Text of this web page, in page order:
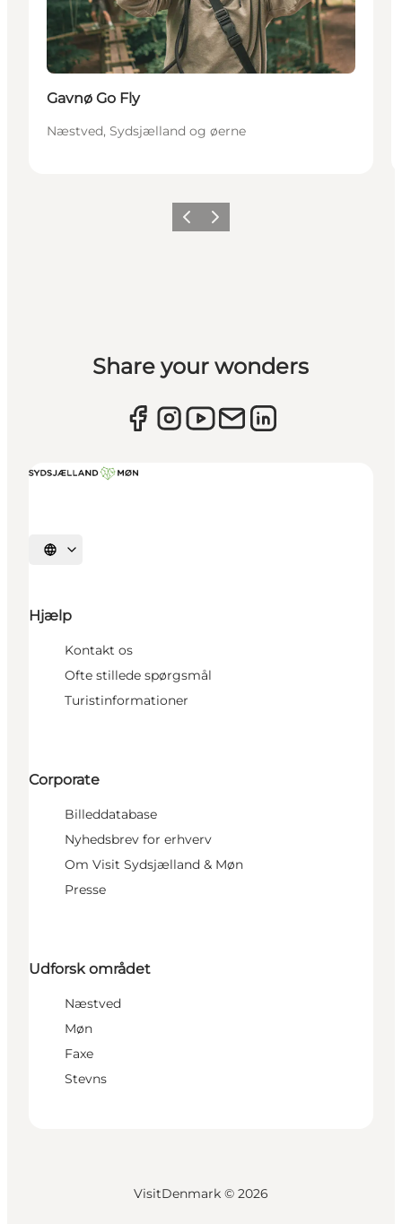
Gavnø Go Fly
Næstved, Sydsjælland og øerne
ForrigeNæste
Share your wonders
Vælg sprog
Hjælp
Kontakt os
Ofte stillede spørgsmål
Turistinformationer
Corporate
Billeddatabase
Nyhedsbrev for erhverv
Om Visit Sydsjælland & Møn
Presse
Udforsk området
Næstved
Møn
Faxe
Stevns
VisitDenmark © 2026